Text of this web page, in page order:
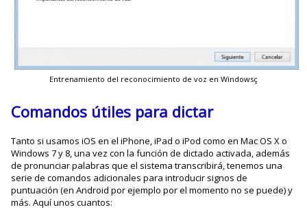
Entrenamiento del reconocimiento de voz en Windowsç
Comandos útiles para dictar
Tanto si usamos iOS en el iPhone, iPad o iPod como en Mac OS X o
Windows 7 y 8, una vez con la función de dictado activada, además
de pronunciar palabras que el sistema transcribirá, tenemos una
serie de comandos adicionales para introducir signos de
puntuación (en Android por ejemplo por el momento no se puede) y
más. Aquí unos cuantos: